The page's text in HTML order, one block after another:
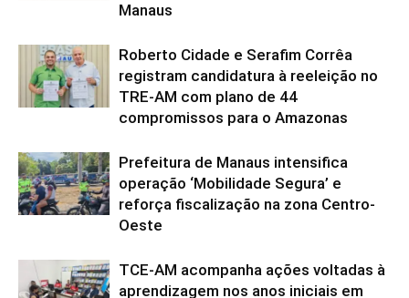
Manaus
Roberto Cidade e Serafim Corrêa
registram candidatura à reeleição no
TRE-AM com plano de 44
compromissos para o Amazonas
Prefeitura de Manaus intensifica
operação ‘Mobilidade Segura’ e
reforça fiscalização na zona Centro-
Oeste
TCE-AM acompanha ações voltadas à
aprendizagem nos anos iniciais em